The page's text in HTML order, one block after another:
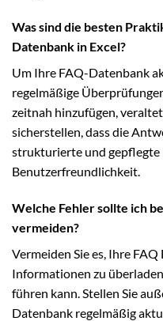
Was sind die besten
Datenbank in Excel?
Um Ihre FAQ-Datenbank
regelmäßige
zeitnah hinzufügen,
sicherstellen, dass die
strukturierte und
Benutzerfreundlichkeit.
Welche Fehler sollte ich
vermeiden?
Vermeiden Sie es, Ihre
Informationen zu
führen kann. Stellen Sie
Datenbank regelmäßig